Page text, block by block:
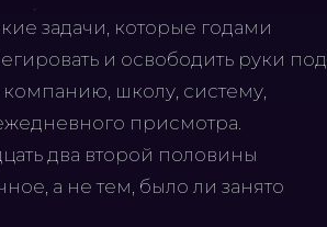
задачи, которые годами
и освободить руки под
компанию, школу, систему,
присмотра.
два второй половины
а не тем, было ли занято